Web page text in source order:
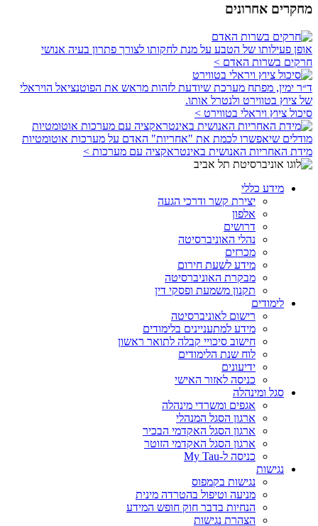
מחקרים אחרונים
אופן פעילותו של הטבע על מנת לחקותו לצורך פתרון בעיה אנושי
חרקים בשרות האדם >
ד״ר ימין, מפתח מערכת שיודעת לזהות מראש את הפוטנציאל הויראלי
של ציוץ בטווירט ולנטרל אותו.
סיכול ציוץ ויראלי בטווירט >
מודלים שיאפשרו לכמת את "אחריות" האדם על מערכות אוטומטיות
מידת האחריות האנושית באינטראקציה עם מערכות >
מידע כללי
יצירת קשר ודרכי הגעה
אלפון
דרושים
נהלי האוניברסיטה
מכרזים
מידע לשעת חירום
מבקרת האוניברסיטה
תקנון משמעת ופסקי דין
לימודים
רישום לאוניברסיטה
מידע למתעניינים בלימודים
חישוב סיכויי קבלה לתואר ראשון
לוח שנת הלימודים
ידיעונים
כניסה לאזור האישי
סגל ומינהלה
אגפים ומשרדי מינהלה
ארגון הסגל המנהלי
ארגון הסגל האקדמי הבכיר
ארגון הסגל האקדמי הזוטר
כניסה ל-My Tau
נגישות
נגישות בקמפוס
מניעה וטיפול בהטרדה מינית
הנחיות בדבר חוק חופש המידע
הצהרת נגישות